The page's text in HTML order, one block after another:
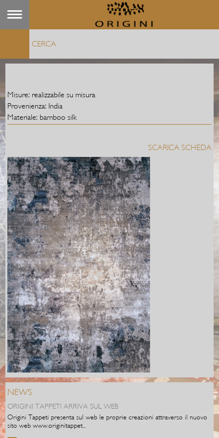
Misure: realizzabile su misura
Provenienza: India
Materiale: bamboo silk
SCARICA SCHEDA
NEWS
ORIGINI TAPPETI ARRIVA SUL WEB
Origini Tappeti presenta sul web le proprie creazioni attraverso il nuovo
sito web www.originitappet...